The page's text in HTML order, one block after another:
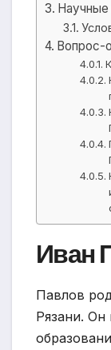
Научные
Вопрос-
Иван
Павлов
Рязани. Он